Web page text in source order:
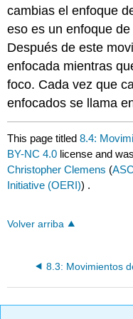
cambias el enfoque
eso es un enfoque
Después de este
enfocada mientras
foco. Cada vez que
enfocados se llama
This page titled8.4:
BY-NC 4.0 license and
Christopher Clemens (
Initiative (OERI)) .
Volver arriba